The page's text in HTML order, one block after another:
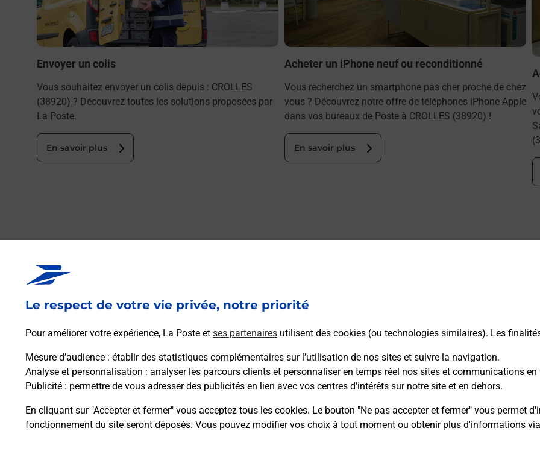
Le respect de votre vie privée, notre priorité
Pour améliorer votre expérience, La Poste et ses partenaires utilisent des cookies (ou technologies similaires). Les
Mesure d’audience : établir des statistiques complémentaires sur l’utilisation de nos sites et suivre la navigation.
Analyse et personnalisation : analyser les parcours clients et personnaliser en temps réel nos sites et communications
Publicité : permettre de vous adresser des publicités en lien avec vos centres d’intérêts sur notre site et en dehors.
En cliquant sur "Accepter et fermer" vous acceptez tous les cookies. Le bouton "Ne pas accepter et fermer" vous permet
fonctionnement du site seront déposés. Vous pouvez modifier vos choix à tout moment ou obtenir plus d'informations via
Envoyer un colis
Vous souhaitez envoyer un colis depuis : CROLLES
(38920) ? Découvrez toutes les solutions proposées par
La Poste.
En savoir plus
Acheter un iPhone neuf ou reconditionné
Vous recherchez un smartphone pas cher proche de chez
vous ? Découvrez notre offre de téléphones iPhone Apple
dans vos bureaux de Poste à CROLLES (38920) !
En savoir plus
La téléassistance classique avec médaillon d’alarme qu’est ce que c’est
Comment fonctionne la téléassistance classique ?
Comment est installée la téléassistance classique ?